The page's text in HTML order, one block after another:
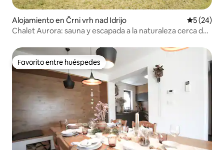
Alojamiento en Črni vrh nad Idrijo
5 (24)
Chalet Aurora: sauna y escapada a la naturaleza cerca de
Favorito entre huéspedes
Favorito entre huéspedes